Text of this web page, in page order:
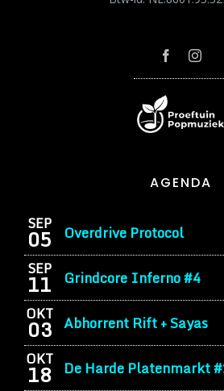
AGENDA
SEP
05 Overdrive Protocol
SEP
11 Grindcore Inferno #4
OKT
03 Abhorrent Rift + Sayas
OKT
18 De Harde Platenmarkt